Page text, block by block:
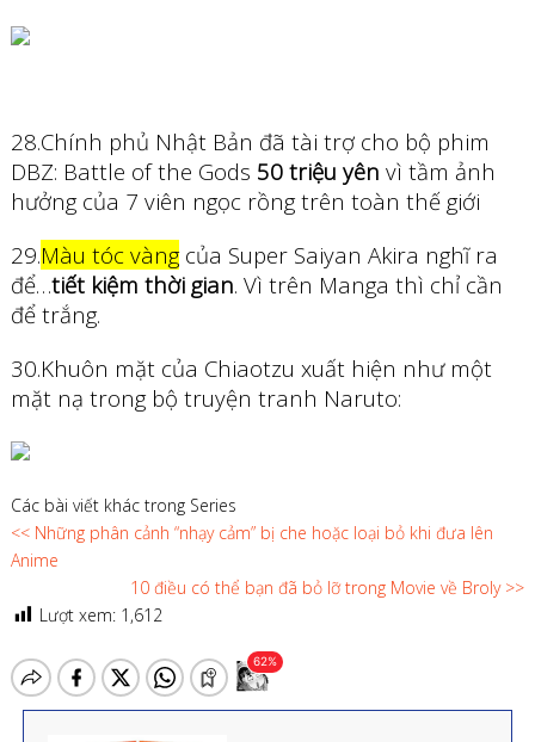
28.Chính phủ Nhật Bản đã tài trợ cho bộ phim
DBZ: Battle of the Gods 50 triệu yên vì tầm ảnh
hưởng của 7 viên ngọc rồng trên toàn thế giới
29.Màu tóc vàngcủa Super Saiyan Akira nghĩ ra
để…tiết kiệm thời gian. Vì trên Manga thì chỉ cần
để trắng.
30.Khuôn mặt của Chiaotzu xuất hiện như một
mặt nạ trong bộ truyện tranh Naruto:
Các bài viết khác trong Series
<< Những phân cảnh “nhạy cảm” bị che hoặc loại bỏ khi đưa lên
Anime
10 điều có thể bạn đã bỏ lỡ trong Movie về Broly >>
Lượt xem: 1,612